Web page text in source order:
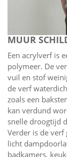
MUUR
Een acrylverf is
polymeer. De
vuil en stof
de verf
zoals een
kan verdund
snelle droogtijd
Verder is de verf
licht
badkamers,